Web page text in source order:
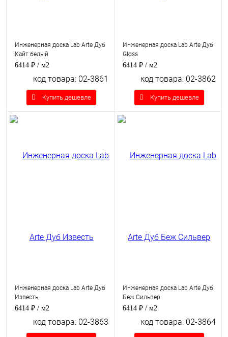
Инженерная доска Lab Arte Дуб
Кайт белый
6414 ₽ / м2
код товара: 02-3861
Купить дешевле
Инженерная доска Lab Arte Дуб
Gloss
6414 ₽ / м2
код товара: 02-3862
Купить дешевле
Инженерная доска Lab Arte Дуб
Известь
6414 ₽ / м2
код товара: 02-3863
Инженерная доска Lab Arte Дуб
Беж Сильвер
6414 ₽ / м2
код товара: 02-3864